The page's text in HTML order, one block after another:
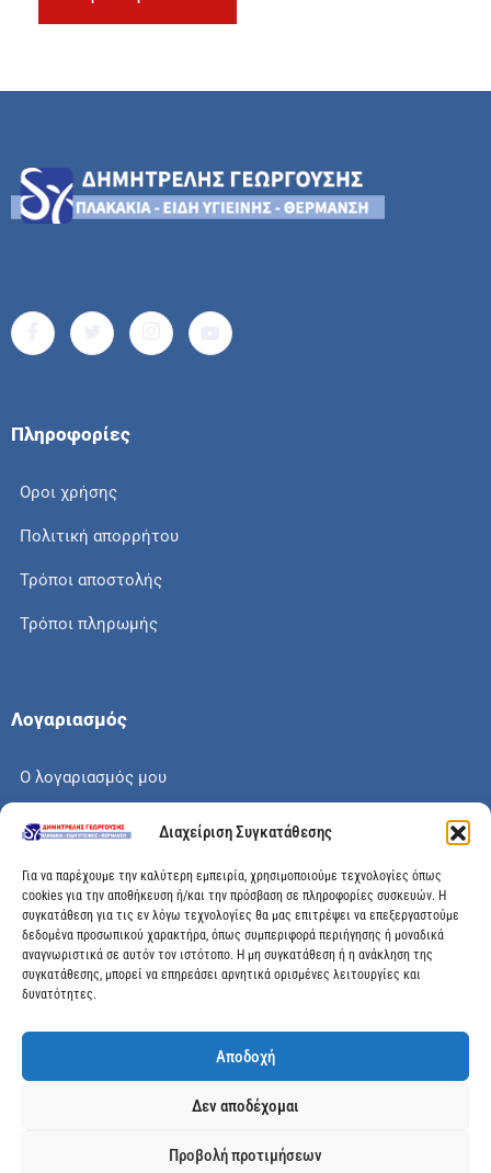
Διαχείριση Συγκατάθεσης
Για να παρέχουμε την καλύτερη εμπειρία, χρησιμοποιούμε τεχνολογίες όπως
cookies για την αποθήκευση ή/και την πρόσβαση σε πληροφορίες συσκευών. Η
συγκατάθεση για τις εν λόγω τεχνολογίες θα μας επιτρέψει να επεξεργαστούμε
δεδομένα προσωπικού χαρακτήρα, όπως συμπεριφορά περιήγησης ή μοναδικά
αναγνωριστικά σε αυτόν τον ιστότοπο. Η μη συγκατάθεση ή η ανάκληση της
συγκατάθεσης, μπορεί να επηρεάσει αρνητικά ορισμένες λειτουργίες και
δυνατότητες.
Αποδοχή
Δεν αποδέχομαι
Προβολή προτιμήσεων
Πληροφορίες
Οροι χρήσης
Πολιτική απορρήτου
Τρόποι αποστολής
Τρόποι πληρωμής
Λογαριασμός
Ο λογαριασμός μου
Το καλάθι μου
Check out
Διεύθυνση
Μεγάλης Χώρας 89, Αγρίνιο, Τ.Κ: 30100
info@dimitrelis-georgousis.gr